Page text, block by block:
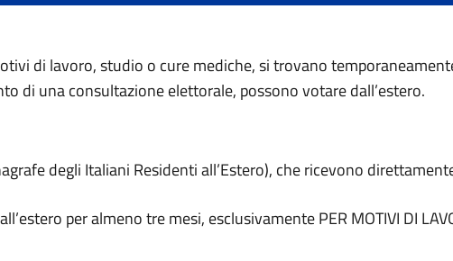
di lavoro, studio o cure mediche, si trovano
di una consultazione elettorale, possono votare dall’estero.
degli Italiani Residenti all’Estero), che ricevono
all’estero per almeno tre mesi, esclusivamente PER MOTIVI DI